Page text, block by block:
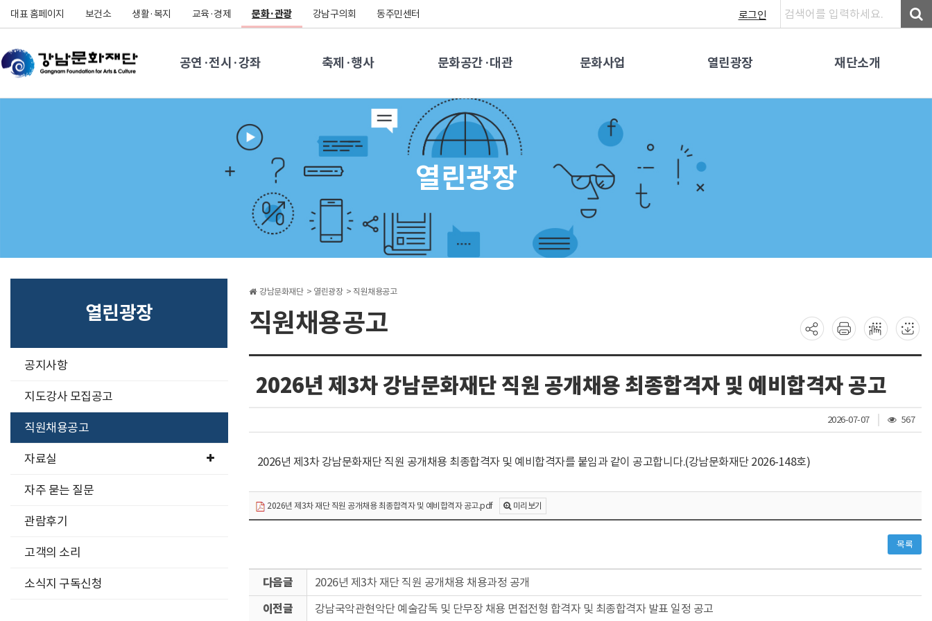
대표 홈페이지 보건소 생활·복지 교육·경제 문화·관광 강남구의회 동주민센터
공연·전시·강좌 축제·행사 문화공간·대관 문화사업 열린광장 재단소개
로그인
열린광장
열린광장
공지사항
지도강사 모집공고
직원채용공고
자료실
자주 묻는 질문
관람후기
고객의 소리
소식지 구독신청
강남문화재단 > 열린광장 > 직원채용공고
직원채용공고
분
선
2026년 제3차 강남문화재단 직원 공개채용 최종합격자 및 예비합격자 공고
2026-07-07
조
회
567
2026년 제3차 강남문화재단 직원 공개채용 최종합격자 및 예비합격자를 붙임과 같이 공고합니다.(강남문화재단 2026-148호)
2026년 제3차 재단 직원 공개채용 최종합격자 및 예비합격자 공고.pdf 미리보기
목록
2026년 제3차 재단 직원 공개채용 채용과정 공개
강남국악관현악단 예술감독 및 단무장 채용 면접전형 합격자 및 최종합격자 발표 일정 공고